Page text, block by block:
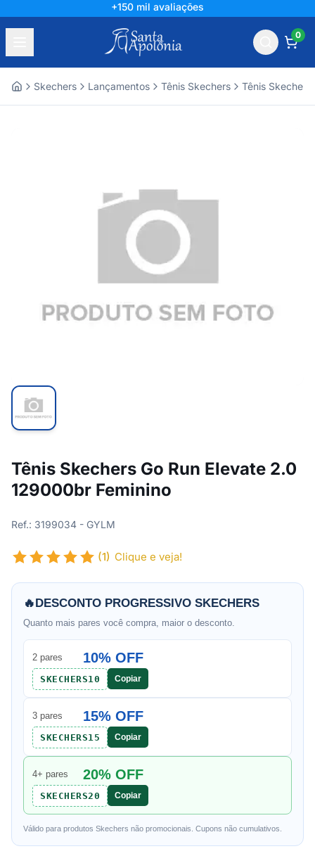
+150 mil avaliações
0
Skechers Lançamentos Tênis Skechers Tênis Skechers
Tênis Skechers Go Run Elevate 2.0
129000br Feminino
Ref.: 3199034 - GYLM
(1) Clique e veja!
🔥DESCONTO PROGRESSIVO SKECHERS
Quanto mais pares você compra, maior o desconto.
2 pares 10% OFF
SKECHERS10 Copiar
3 pares 15% OFF
SKECHERS15 Copiar
4+ pares 20% OFF
SKECHERS20 Copiar
Válido para produtos Skechers não promocionais. Cupons não cumulativos.